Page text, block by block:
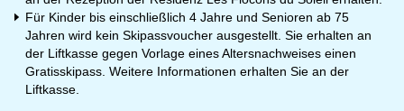
Für Kinder bis einschließlich 4 Jahre und Senioren ab 75
Jahren wird kein Skipassvoucher ausgestellt. Sie erhalten an
der Liftkasse gegen Vorlage eines Altersnachweises einen
Gratisskipass. Weitere Informationen erhalten Sie an der
Liftkasse.